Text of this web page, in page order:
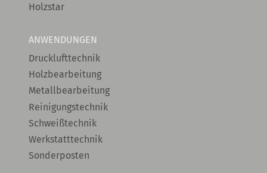
Holzstar
ANWENDUNGEN
Drucklufttechnik
Holzbearbeitung
Metallbearbeitung
Reinigungstechnik
Schweißtechnik
Werkstatttechnik
Sonderposten